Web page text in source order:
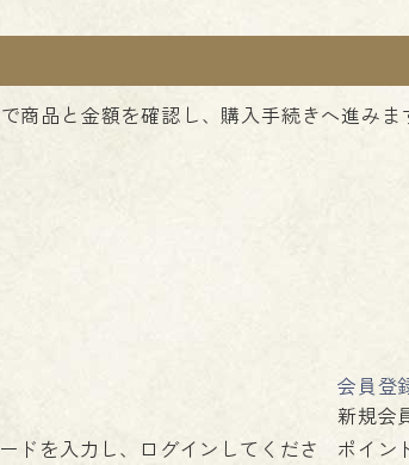
品と金額を確認し、購入手続きへ進みま
会員登
ドを入力し、ログインしてくださ
新規会
ポイン